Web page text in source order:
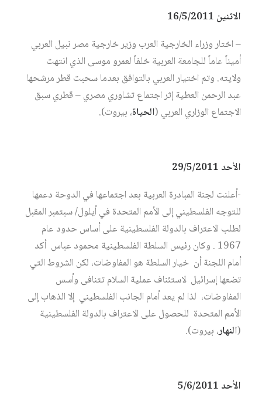
الاثنين 16/5/2011
– اختار وزراء الخارجية العرب وزير خارجية مصر نبيل العربي
أميناً عاماً للجامعة العربية خلفاً لعمرو موسى الذي انتهت
ولايته. وتم اختيار العربي بالتوافق بعدما سحبت قطر مرشحها
عبد الرحمن العطية إثر اجتماع تشاوري مصري – قطري سبق
الاجتماع الوزاري العربي (الحياة، بيروت).
الأحد 29/5/2011
-أعلنت لجنة المبادرة العربية بعد اجتماعها في الدوحة دعمها
للتوجه الفلسطيني إلى الأمم المتحدة في أيلول/ سبتمبر المقبل
لطلب الاعتراف بالدولة الفلسطينية على أساس حدود عام
1967 . وكان رئيس السلطة الفلسطينية محمود عباس أكد
أمام اللجنة أن خيار السلطة هو المفاوضات، لكن الشروط التي
تضعها إسرائيل لاستئناف عملية السلام تتنافى وأسس
المفاوضات، لذا لم يعد أمام الجانب الفلسطيني إلا الذهاب إلى
الأمم المتحدة للحصول على الاعتراف بالدولة الفلسطينية
(النهار، بيروت).
الأحد 5/6/2011